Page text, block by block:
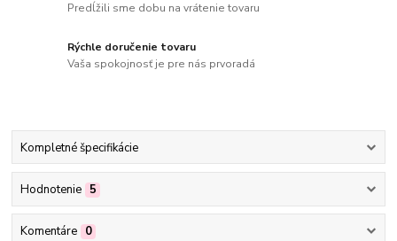
Predĺžili sme dobu na vrátenie tovaru
Rýchle doručenie tovaru
Vaša spokojnosť je pre nás prvoradá
Kompletné špecifikácie
Hodnotenie 5
Komentáre 0